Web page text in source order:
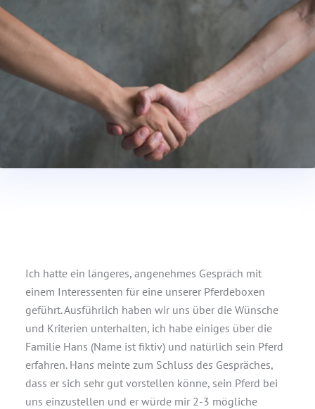
Ich hatte ein längeres, angenehmes Gespräch mit
einem Interessenten für eine unserer Pferdeboxen
geführt. Ausführlich haben wir uns über die Wünsche
und Kriterien unterhalten, ich habe einiges über die
Familie Hans (Name ist fiktiv) und natürlich sein Pferd
erfahren. Hans meinte zum Schluss des Gespräches,
dass er sich sehr gut vorstellen könne, sein Pferd bei
uns einzustellen und er würde mir 2-3 mögliche